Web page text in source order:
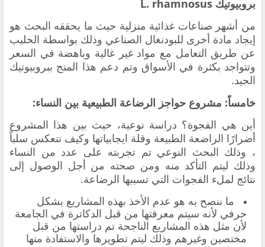
بروبيوتيك L. rhamnosus
من أشهر صناعات غذائية منزلية حيث ما يحققه البحث هو
إيجاد مادة أخرى للبودنغال الصناعي وذلك بواسطة الحليب
عن طريق التعامل مع مواد غير غالية وباهضة في السعر
وتتواجد بكثرة في الأسواق وتم دعم هذا المنج ببروبيوتيك
الجيد.
خامساً: مشروع حواجز الرضاعة الطبيعية بين النساء:
أين هي الفجوة؟ دراسة نوعية، حيث بين هذا المشروع
أضرارًا الراضعة الطبيعة وقلة ايجابياتها وكيف تنعكس سلباً
، وذلك البحث النوعي تم تجربته على عدد من النساء
وذلك ليتم التأكد منه ومن صحته من أجل الوصول إلى
نتائج لملء الفجوات التي تسببها الرضاعة.
ما ننصح به هو عدم الأخذ بهذه المشاريع بشكل
حرفي لأنه سيتم معرفتها من قبل الدكاترة في الجامعة
لأن مثل هذه المشاريع الناجحة تم دراستها من قبل
مختصين وغيرهم وذلك ليتم تطويرها والاستفادة منها